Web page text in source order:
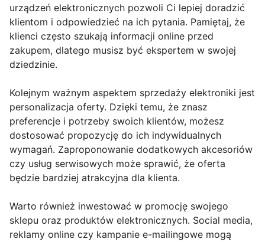
urządzeń elektronicznych pozwoli Ci lepiej doradzić
klientom i odpowiedzieć na ich pytania. Pamiętaj, że
klienci często szukają informacji online przed
zakupem, dlatego musisz być ekspertem w swojej
dziedzinie.
Kolejnym ważnym aspektem sprzedaży elektroniki jest
personalizacja oferty. Dzięki temu, że znasz
preferencje i potrzeby swoich klientów, możesz
dostosować propozycję do ich indywidualnych
wymagań. Zaproponowanie dodatkowych akcesoriów
czy usług serwisowych może sprawić, że oferta
będzie bardziej atrakcyjna dla klienta.
Warto również inwestować w promocję swojego
sklepu oraz produktów elektronicznych. Social media,
reklamy online czy kampanie e-mailingowe mogą